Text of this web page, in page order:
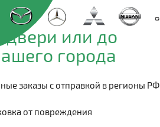
или до
города
заказы с отправкой в регионы РФ
от повреждения